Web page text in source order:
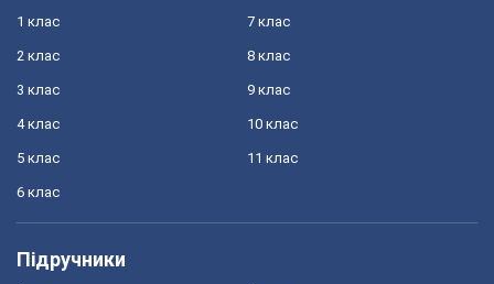
1 клас
2 клас
3 клас
4 клас
5 клас
6 клас
7 клас
8 клас
9 клас
10 клас
11 клас
Підручники